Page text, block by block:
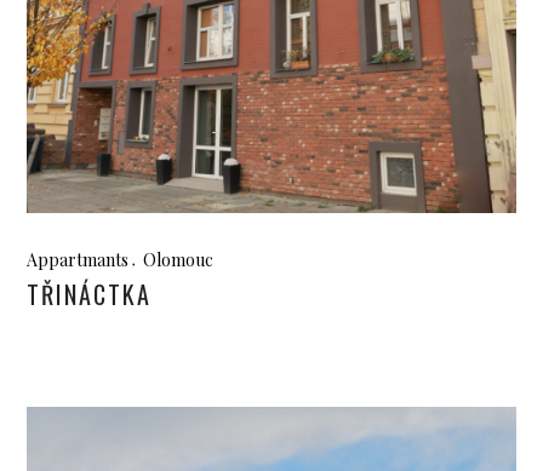
Appartmants Olomouc
TŘINÁCTKA